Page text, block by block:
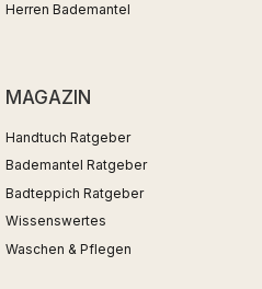
Herren Bademantel
MAGAZIN
Handtuch Ratgeber
Bademantel Ratgeber
Badteppich Ratgeber
Wissenswertes
Waschen & Pflegen